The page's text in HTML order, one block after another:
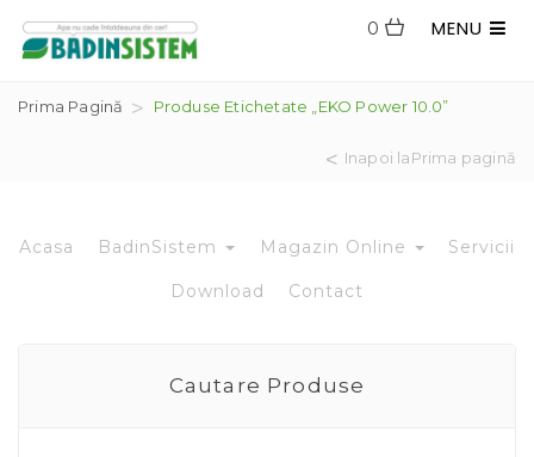
MENU
0
Prima Pagină Produse Etichetate „EKO Power 10.0”
Inapoi laPrima pagină
Acasa BadinSistem Magazin Online Servicii
Download Contact
Cautare Produse